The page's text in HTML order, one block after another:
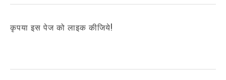
कृपया इस पेज को लाइक कीजिये!